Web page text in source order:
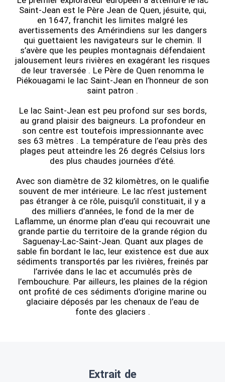
Saint-Jean est le Père Jean de Quen, jésuite, qui,
en 1647, franchit les limites malgré les
avertissements des Amérindiens sur les dangers
qui guettaient les navigateurs sur le chemin. Il
s’avère que les peuples montagnais défendaient
jalousement leurs rivières en exagérant les risques
de leur traversée . Le Père de Quen renomma le
Piékouagami le lac Saint-Jean en l’honneur de son
saint patron .
Le lac Saint-Jean est peu profond sur ses bords,
au grand plaisir des baigneurs. La profondeur en
son centre est toutefois impressionnante avec
ses 63 mètres . La température de l’eau près des
plages peut atteindre les 26 degrés Celsius lors
des plus chaudes journées d’été.
Avec son diamètre de 32 kilomètres, on le qualifie
souvent de mer intérieure. Le lac n’est justement
pas étranger à ce rôle, puisqu’il constituait, il y a
des milliers d’années, le fond de la mer de
Laflamme, un énorme plan d’eau qui recouvrait une
grande partie du territoire de la grande région du
Saguenay-Lac-Saint-Jean. Quant aux plages de
sable fin bordant le lac, leur existence est due aux
sédiments transportés par les rivières, freinés par
l’arrivée dans le lac et accumulés près de
l’embouchure. Par ailleurs, les plaines de la région
ont profité de ces sédiments d'origine marine ou
glaciaire déposés par les chenaux de l’eau de
fonte des glaciers .
Extrait de